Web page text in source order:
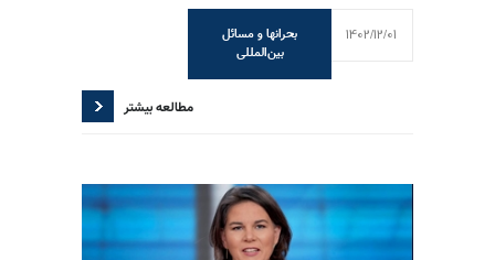
بحرانها و مسائل
بین‌المللی
1402/12/01
مطالعه بیشتر